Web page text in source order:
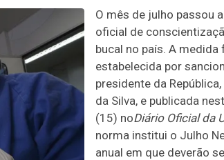
O mês de julho passou
oficial de
bucal no país. A medida
estabelecida por
presidente da
da Silva, e publicada
(15) noDiário Oficial da
norma institui o Julho
anual em que deverão